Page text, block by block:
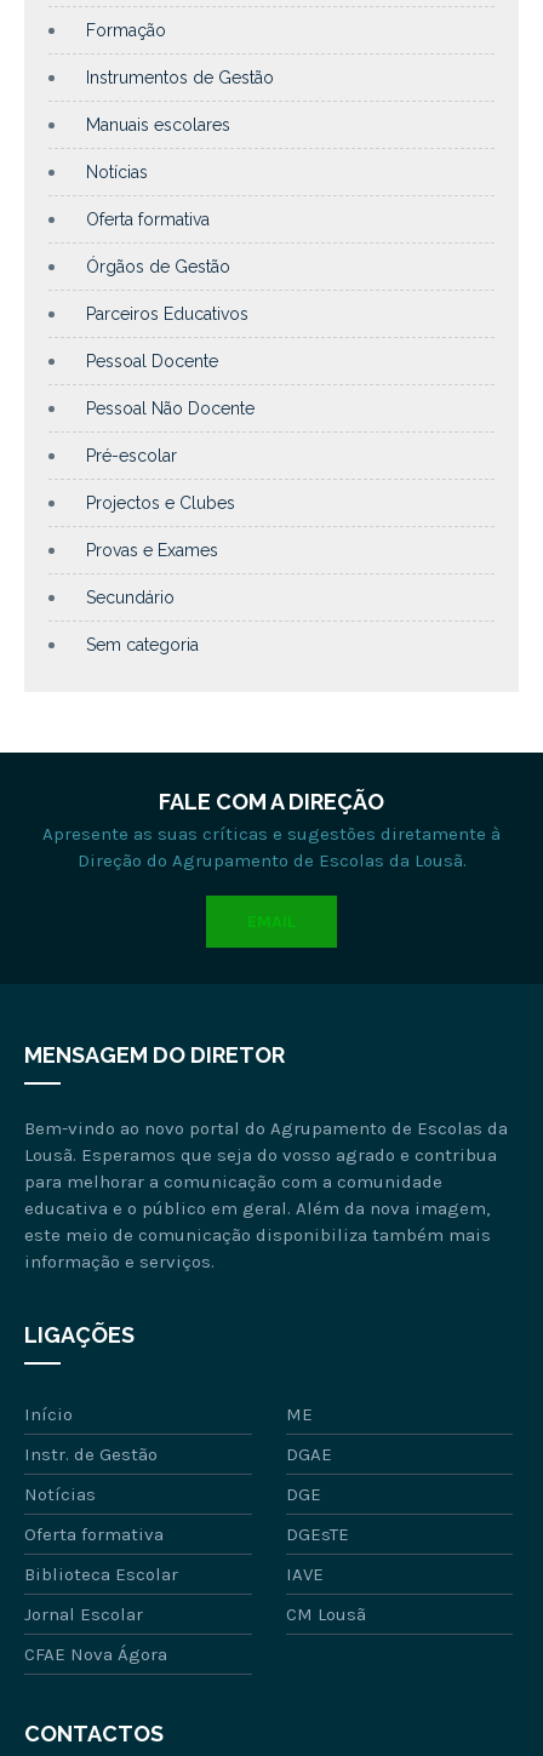
Formação
Instrumentos de Gestão
Manuais escolares
Notícias
Oferta formativa
Órgãos de Gestão
Parceiros Educativos
Pessoal Docente
Pessoal Não Docente
Pré-escolar
Projectos e Clubes
Provas e Exames
Secundário
Sem categoria
FALE COM A DIREÇÃO
Apresente as suas críticas e sugestões diretamente à
Direção do Agrupamento de Escolas da Lousã.
EMAIL
MENSAGEM DO DIRETOR
Bem-vindo ao novo portal do Agrupamento de Escolas da
Lousã. Esperamos que seja do vosso agrado e contribua
para melhorar a comunicação com a comunidade
educativa e o público em geral. Além da nova imagem,
este meio de comunicação disponibiliza também mais
informação e serviços.
LIGAÇÕES
Início
ME
Instr. de Gestão
DGAE
Notícias
DGE
Oferta formativa
DGEsTE
Biblioteca Escolar
IAVE
Jornal Escolar
CM Lousã
CFAE Nova Ágora
CONTACTOS